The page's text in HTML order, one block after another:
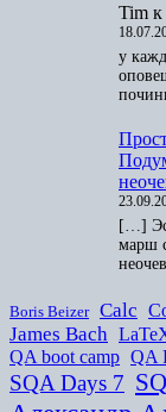
Tim к
у
[…]
марш
Boris Beizer Calc
James Bach
QA boot camp QA
SQA Days 7